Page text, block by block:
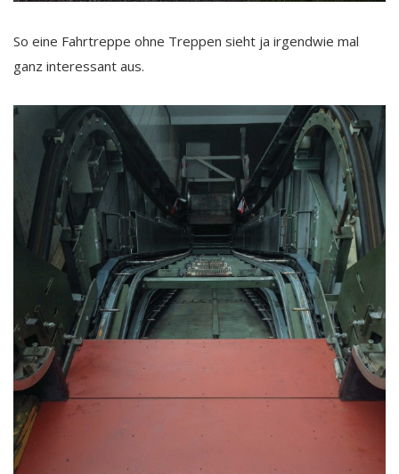
So eine Fahrtreppe ohne Treppen sieht ja irgendwie mal
ganz interessant aus.